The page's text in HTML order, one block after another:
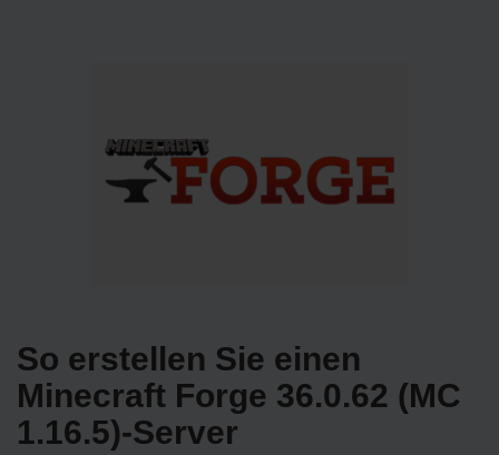
So erstellen Sie einen
Minecraft Forge 36.0.62 (MC
1.16.5)-Server